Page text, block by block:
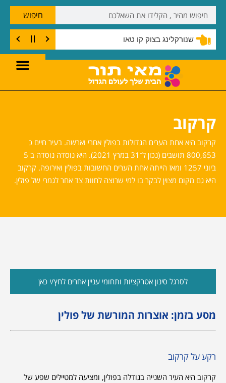
שנורקלינג בצוק קו טאו
חיפוש
קרקוב
קרקוב היא אחת הערים הגדולות בפולין אחרי וארשה. בעיר חיים כ
800,653 תושבים (נכון ל־31 במרץ 2021). היא נוסדה נוסדה ב 5
ביוני 1257 ומאז הייתה אחת הערים החשובות בפולין ואירופה. קרקוב
היא גם מקום מצוין לבקר בו למי שרוצה לחוות צד אחר לגמרי של פולין.
לסרגל סינון אטרקציות ותחומי עניין אחרים לחץ/י כאן
מסע בזמן: אוצרות המורשת של פולין
רקע על קרקוב
קרקוב היא העיר השנייה בגודלה בפולין, ומציעה למטיילים שפע של